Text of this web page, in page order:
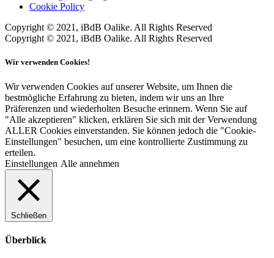
Cookie Policy
Copyright © 2021, iBdB Oalike. All Rights Reserved
Copyright © 2021, iBdB Oalike. All Rights Reserved
Wir verwenden Cookies!
Wir verwenden Cookies auf unserer Website, um Ihnen die
bestmögliche Erfahrung zu bieten, indem wir uns an Ihre
Präferenzen und wiederholten Besuche erinnern. Wenn Sie auf
"Alle akzeptieren" klicken, erklären Sie sich mit der Verwendung
ALLER Cookies einverstanden. Sie können jedoch die "Cookie-
Einstellungen" besuchen, um eine kontrollierte Zustimmung zu
erteilen.
Einstellungen Alle annehmen
Schließen
Überblick